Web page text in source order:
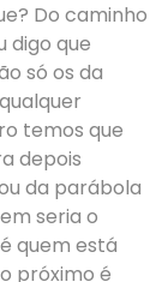
Do caminho
digo que
só os da
temos que
depois
da parábola
seria o
quem está
próximo é